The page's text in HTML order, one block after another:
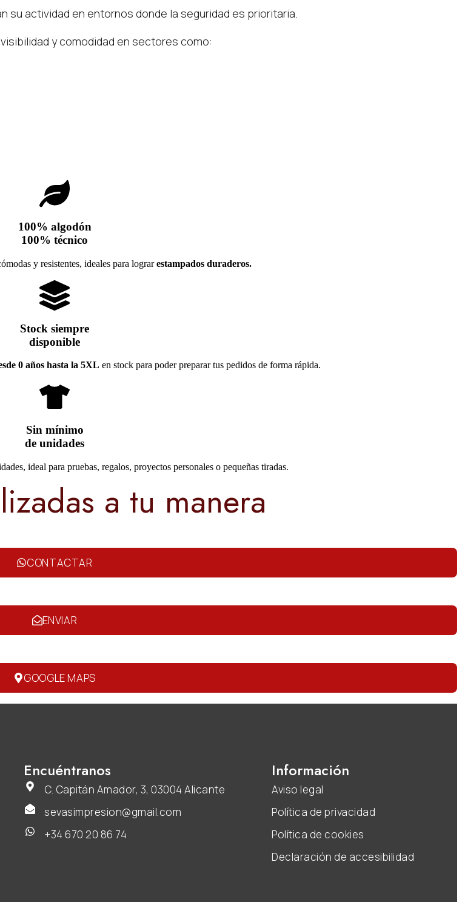
su actividad en entornos donde la seguridad es prioritaria.
y comodidad en sectores como:
100% algodón
100% técnico
y resistentes, ideales para lograrestampados duraderos.
Stock siempre
disponible
0 años hasta la 5XL en stock para poder preparar tus pedidos de forma rápida.
Sin mínimo
de unidades
ideal para pruebas, regalos, proyectos personales o pequeñas tiradas.
a tu manera
CONTACTAR
ENVIAR
GOOGLE MAPS
Encuéntranos
C. Capitán Amador, 3, 03004 Alicante
sevasimpresion@gmail.com
+34 670 20 86 74
Información
Aviso legal
Política de privacidad
Política de cookies
Declaración de accesibilidad